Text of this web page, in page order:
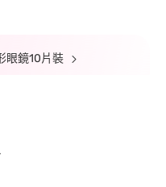
眼鏡10片裝